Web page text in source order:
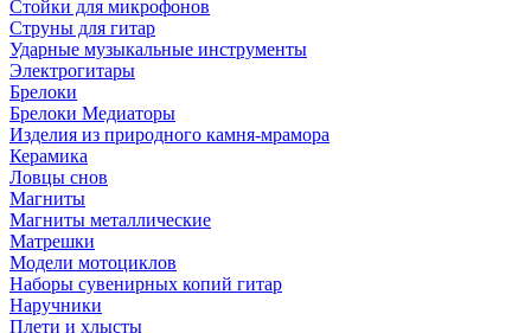
Стойки для микрофонов
Струны для гитар
Ударные музыкальные инструменты
Электрогитары
Брелоки
Брелоки Медиаторы
Изделия из природного камня-мрамора
Керамика
Ловцы снов
Магниты
Магниты металлические
Матрешки
Модели мотоциклов
Наборы сувенирных копий гитар
Наручники
Плети и хлысты